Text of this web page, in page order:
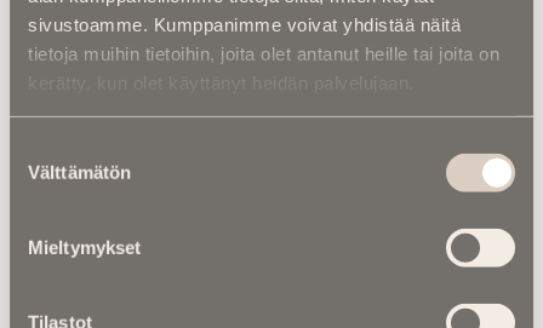
sivustoamme. Kumppanimme voivat yhdistää näitä
tietoja muihin tietoihin, joita olet antanut heille tai joita on
valinta
Välttämätön
Mieltymykset
Tilastot